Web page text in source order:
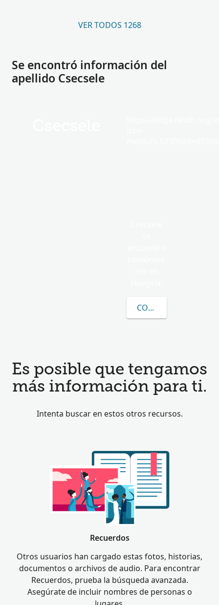
VER TODOS 1268
Se encontró información del
apellido Csecsele
CONOCER MÁS
Es posible que tengamos
más información para ti.
Intenta buscar en estos otros recursos.
Recuerdos
Otros usuarios han cargado estas fotos, historias,
documentos o archivos de audio. Para encontrar
Recuerdos, prueba la búsqueda avanzada.
Asegúrate de incluir nombres de personas o